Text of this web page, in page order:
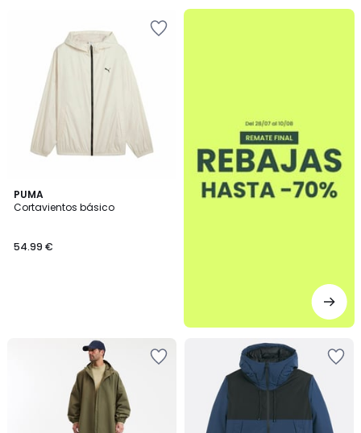
PUMA
Cortavientos básico
54.99 €
.